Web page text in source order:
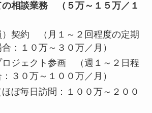
の相談業務 （５万～１５万／１
）契約 （月１～２回程度の定期
：１０万～３０万／月）
ロジェクト参画 （週１～２日程
３０万～１００万／月）
ぼ毎日訪問：１００万～２００